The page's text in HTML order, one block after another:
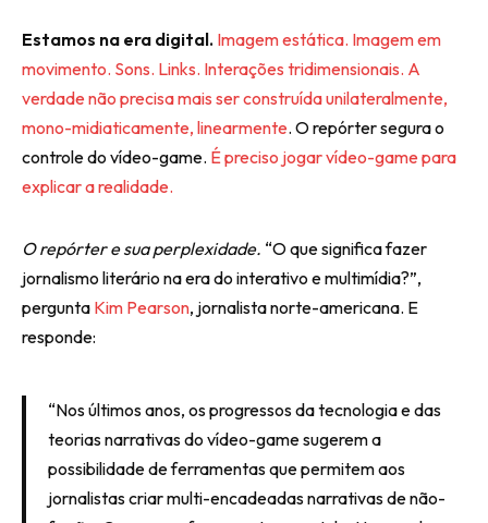
Estamos na era digital. Imagem estática. Imagem em
movimento. Sons. Links. Interações tridimensionais. A
verdade não precisa mais ser construída unilateralmente,
mono-midiaticamente, linearmente. O repórter segura o
controle do vídeo-game. É preciso jogar vídeo-game para
explicar a realidade.
O repórter e sua perplexidade. “O que significa fazer
jornalismo literário na era do interativo e multimídia?”,
pergunta Kim Pearson, jornalista norte-americana. E
responde:
“Nos últimos anos, os progressos da tecnologia e das
teorias narrativas do vídeo-game sugerem a
possibilidade de ferramentas que permitem aos
jornalistas criar multi-encadeadas narrativas de não-